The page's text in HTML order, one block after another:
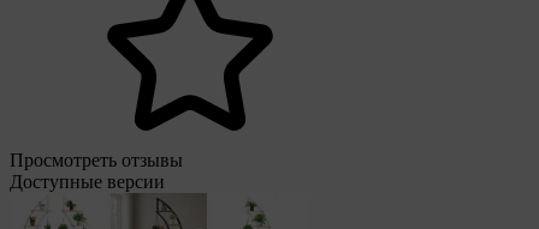
Просмотреть отзывы
Доступные версии